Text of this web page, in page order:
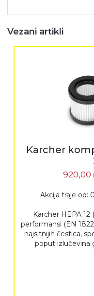
Vezani artikli
Karcher
920,00
Akcija traje od:
Karcher HEPA 12
performansi (EN
najsitnijih čestica,
poput izlučevina